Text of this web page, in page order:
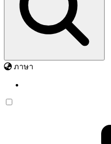
ภาษา